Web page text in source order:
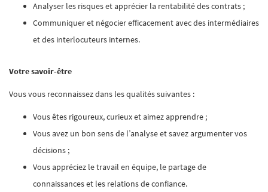
Analyser les risques et apprécier la rentabilité des contrats ;
Communiquer et négocier efficacement avec des intermédiaires
et des interlocuteurs internes.
Votre savoir‑être
Vous vous reconnaissez dans les qualités suivantes :
Vous êtes rigoureux, curieux et aimez apprendre ;
Vous avez un bon sens de l’analyse et savez argumenter vos
décisions ;
Vous appréciez le travail en équipe, le partage de
connaissances et les relations de confiance.